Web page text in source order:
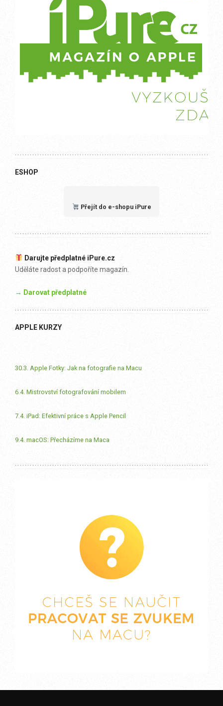
ESHOP
Přejít do e-shopu iPure
Darujte předplatné iPure.cz
Uděláte radost a podpoříte magazín.
→ Darovat předplatné
APPLE KURZY
30.3. Apple Fotky: Jak na fotografie na Macu
6.4. Mistrovství fotografování mobilem
7.4. iPad: Efektivní práce s Apple Pencil
9.4. macOS: Přecházíme na Maca